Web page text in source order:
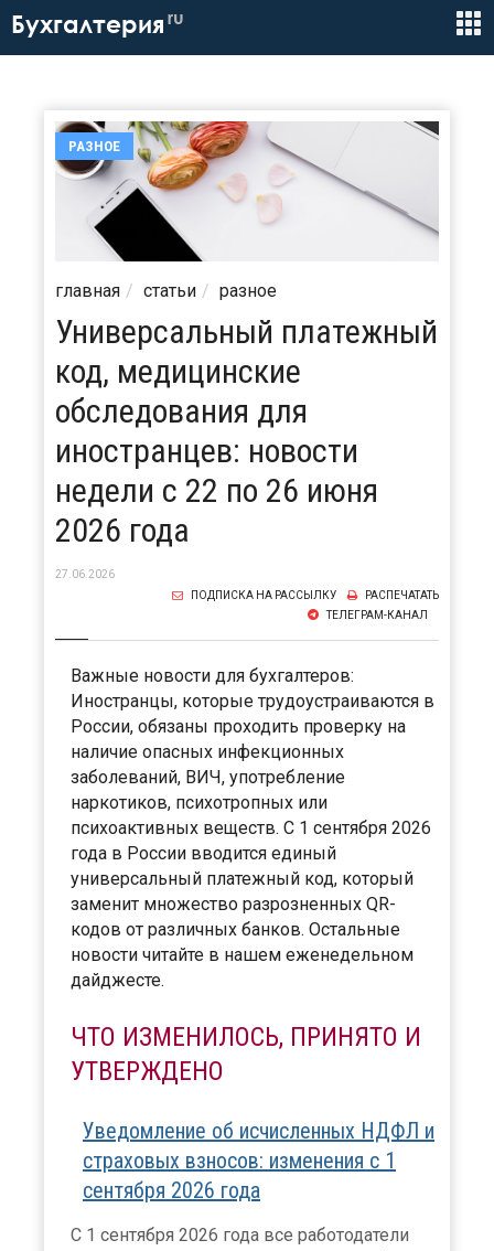
Бухгалтерия ru
РАЗНОЕ
главная статьи разное
Универсальный платежный
код, медицинские
обследования для
иностранцев: новости
недели с 22 по 26 июня
2026 года
27.06.2026
РАСПЕЧАТАТЬ
ПОДПИСКА НА РАССЫЛКУ
ТЕЛЕГРАМ-КАНАЛ
Важные новости для бухгалтеров:
Иностранцы, которые трудоустраиваются в
России, обязаны проходить проверку на
наличие опасных инфекционных
заболеваний, ВИЧ, употребление
наркотиков, психотропных или
психоактивных веществ. С 1 сентября 2026
года в России вводится единый
универсальный платежный код, который
заменит множество разрозненных QR-
кодов от различных банков. Остальные
новости читайте в нашем еженедельном
дайджесте.
ЧТО ИЗМЕНИЛОСЬ, ПРИНЯТО И
УТВЕРЖДЕНО
Уведомление об исчисленных НДФЛ и
страховых взносов: изменения с 1
сентября 2026 года
С 1 сентября 2026 года все работодатели